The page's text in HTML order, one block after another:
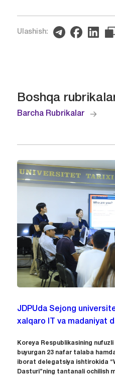
Ulashish:
Boshqa
Barcha Rubrikalar
JDPUda Sejong
xalqaro IT va madaniyat
Koreya Respublikasining
buyurgan 23 nafar talaba
iborat delegatsiya ishtirokida
Dasturi”ning tantanali ochilish